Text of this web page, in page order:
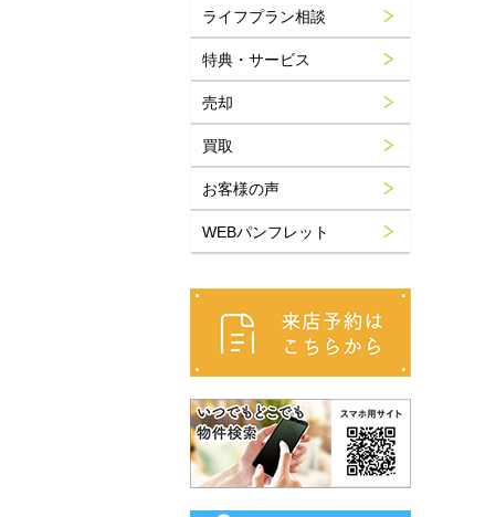
ライフプラン相談
特典・サービス
売却
買取
お客様の声
WEBパンフレット